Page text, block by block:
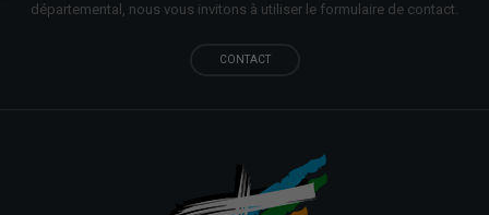
départemental, nous vous invitons à utiliser le formulaire de contact.
CONTACT